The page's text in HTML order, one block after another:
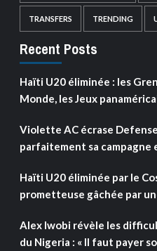
TRANSFERS TRENDING
Recent Posts
Haïti U20 éliminée : les
Monde, les Jeux
Violette AC écrase
parfaitement sa campagne
Haïti U20 éliminée par le
prometteuse gâchée par
Alex Iwobi révèle les
du Nigeria : « Il faut payer